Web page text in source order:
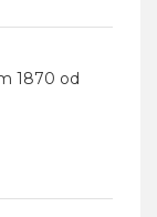
1870 od